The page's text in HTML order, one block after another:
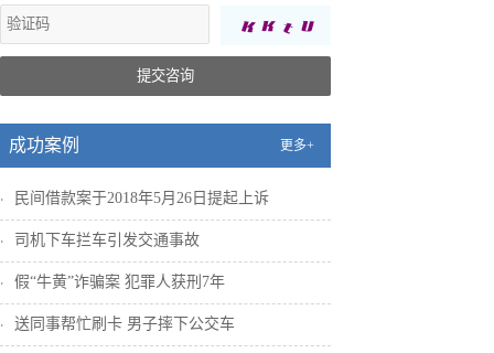
提交咨询
成功案例 更多+
民间借款案于2018年5月26日提起上诉
司机下车拦车引发交通事故
假“牛黄”诈骗案 犯罪人获刑7年
送同事帮忙刷卡 男子摔下公交车